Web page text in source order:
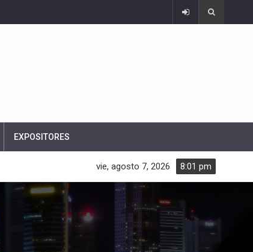
EXPOSITORES
8:01 pm
vie, agosto 7, 2026